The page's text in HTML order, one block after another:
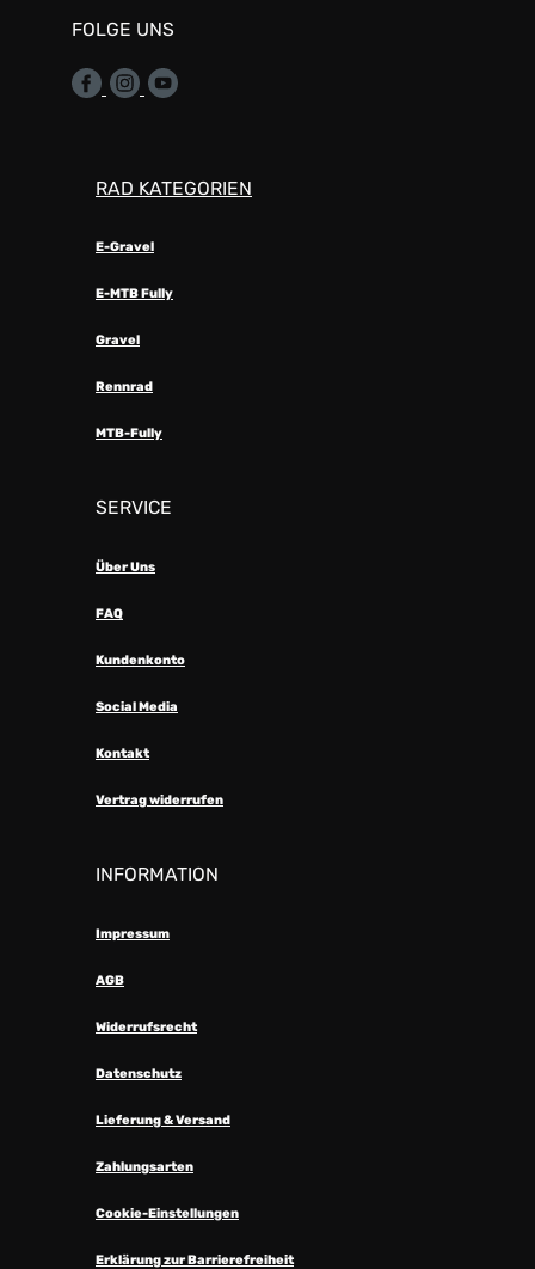
FOLGE UNS
RAD KATEGORIEN
E-Gravel
E-MTB Fully
Gravel
Rennrad
MTB-Fully
SERVICE
Über Uns
FAQ
Kundenkonto
Social Media
Kontakt
Vertrag widerrufen
INFORMATION
Impressum
AGB
Widerrufsrecht
Datenschutz
Lieferung & Versand
Zahlungsarten
Cookie-Einstellungen
Erklärung zur Barrierefreiheit